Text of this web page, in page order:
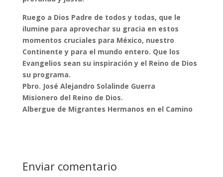
Ruego a Dios Padre de todos y todas, que le
ilumine para aprovechar su gracia en estos
momentos cruciales para México, nuestro
Continente y para el mundo entero. Que los
Evangelios sean su inspiración y el Reino de Dios
su programa.
Pbro. José Alejandro Solalinde Guerra
Misionero del Reino de Dios.
Albergue de Migrantes Hermanos en el Camino
Enviar comentario